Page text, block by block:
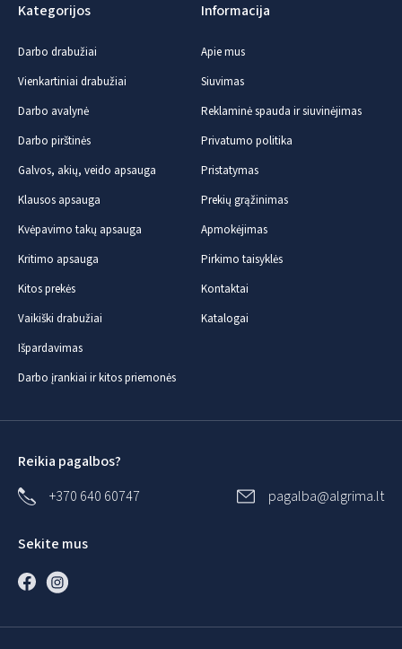
Kategorijos
Darbo drabužiai
Vienkartiniai drabužiai
Darbo avalynė
Darbo pirštinės
Galvos, akių, veido apsauga
Klausos apsauga
Kvėpavimo takų apsauga
Kritimo apsauga
Kitos prekės
Vaikiški drabužiai
Išpardavimas
Darbo įrankiai ir kitos priemonės
Informacija
Apie mus
Siuvimas
Reklaminė spauda ir siuvinėjimas
Privatumo politika
Pristatymas
Prekių grąžinimas
Apmokėjimas
Pirkimo taisyklės
Kontaktai
Katalogai
Reikia pagalbos?
+370 640 60747
pagalba@algrima.lt
Sekite mus